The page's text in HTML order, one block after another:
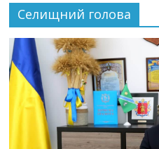
Селищний голова